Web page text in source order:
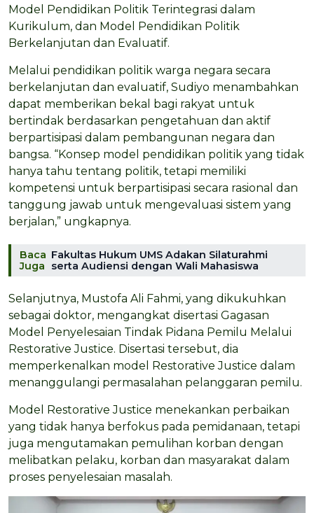
Model Pendidikan Politik Terintegrasi dalam
Kurikulum, dan Model Pendidikan Politik
Berkelanjutan dan Evaluatif.
Melalui pendidikan politik warga negara secara
berkelanjutan dan evaluatif, Sudiyo menambahkan
dapat memberikan bekal bagi rakyat untuk
bertindak berdasarkan pengetahuan dan aktif
berpartisipasi dalam pembangunan negara dan
bangsa. “Konsep model pendidikan politik yang tidak
hanya tahu tentang politik, tetapi memiliki
kompetensi untuk berpartisipasi secara rasional dan
tanggung jawab untuk mengevaluasi sistem yang
berjalan,” ungkapnya.
Baca
Juga
Fakultas Hukum UMS Adakan Silaturahmi
serta Audiensi dengan Wali Mahasiswa
Selanjutnya, Mustofa Ali Fahmi, yang dikukuhkan
sebagai doktor, mengangkat disertasi Gagasan
Model Penyelesaian Tindak Pidana Pemilu Melalui
Restorative Justice. Disertasi tersebut, dia
memperkenalkan model Restorative Justice dalam
menanggulangi permasalahan pelanggaran pemilu.
Model Restorative Justice menekankan perbaikan
yang tidak hanya berfokus pada pemidanaan, tetapi
juga mengutamakan pemulihan korban dengan
melibatkan pelaku, korban dan masyarakat dalam
proses penyelesaian masalah.